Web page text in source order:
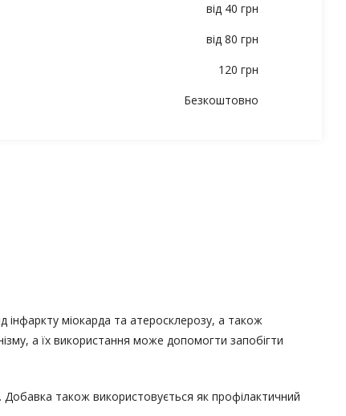
від 40 грн
від 80 грн
120 грн
Безкоштовно
інфаркту міокарда та атеросклерозу, а також
а їх використання може допомогти запобігти
Добавка також використовується як профілактичний